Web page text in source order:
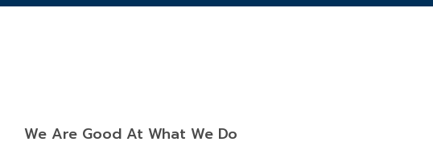
We Are Good At What We Do